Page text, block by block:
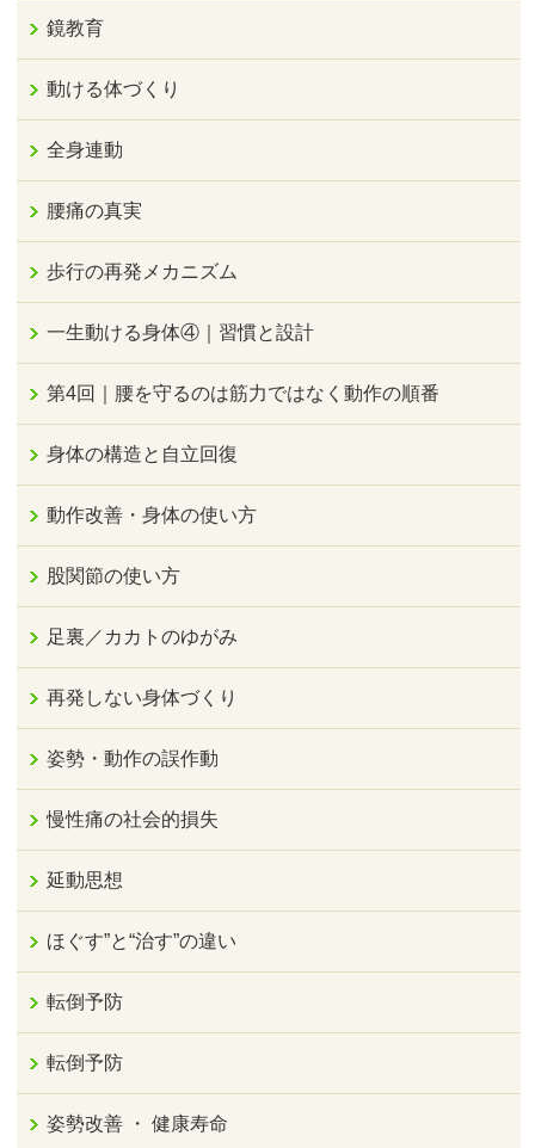
鏡教育
動ける体づくり
全身連動
腰痛の真実
歩行の再発メカニズム
一生動ける身体④｜習慣と設計
第4回｜腰を守るのは筋力ではなく動作の順番
身体の構造と自立回復
動作改善・身体の使い方
股関節の使い方
足裏／カカトのゆがみ
再発しない身体づくり
姿勢・動作の誤作動
慢性痛の社会的損失
延動思想
ほぐす”と“治す”の違い
転倒予防
転倒予防
姿勢改善 ・ 健康寿命